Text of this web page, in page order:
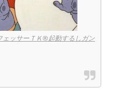
ェッサーＴＫ®起動するしガン